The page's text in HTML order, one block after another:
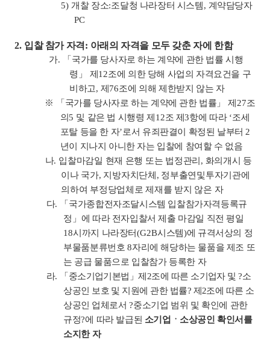
5) 개찰 장소:조달청 나라장터 시스템, 계약담당자
PC
2. 입찰 참가 자격 : 아래의 자격을 모두 갖춘 자에 한함
가. 「 국가를 당사자로 하는 계약에 관한 법률 시행
령 」 제 12조에 의한 당해 사업의 자격요건을 구
비하고, 제 76조에 의해 제한받지 않는 자
※ 「 국가를 당사자로 하는 계약에 관한 법률 」제 27조
의 5 및 같은 법 시행령 제 12조 제3항에 따라 ‘조세
포탈 등을 한 자’로서 유죄판결이 확정된 날부터 2
년이 지나지 아니한 자는 입찰에 참여할 수 없음
나. 입찰마감일 현재 은행 또는 법정관리 , 화의개시 등
이나 국가, 지방자치단체 , 정부출연 및투자기관에
의하여 부정당업체로 제재를 받지 않은 자
다. 「 국가종합전자조달시스템 입찰참가자격등록규
정 」 에 따라 전자입찰서 제출 마감일 직전 평일
18시까지 나라장터(G2B시스템)에 규격서상의 정
부물품분류번호 8자리에 해당하는 물품을 제조 또
는 공급 물품으로 입찰참가 등록한 자
라. 「 중소기업기본법 」제 2조에 따른 소기업자 및?소
상공인 보호 및 지원에 관한 법률? 제 2조에 따른 소
상공인
업체로서?중소기업 범위 및 확인에 관한
규정?에 따라 발급된 소기업ㆍ소상공인 확인서를
소지한 자